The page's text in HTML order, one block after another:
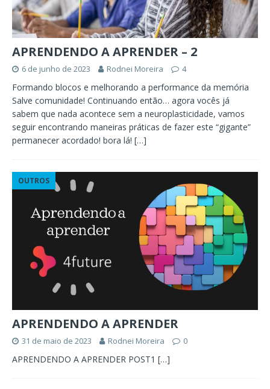
APRENDENDO A APRENDER – 2
6 de junho de 2023 Rodnei Moreira 4
Formando blocos e melhorando a performance da memória
Salve comunidade! Continuando então… agora vocês já
sabem que nada acontece sem a neuroplasticidade, vamos
seguir encontrando maneiras práticas de fazer este “gigante”
permanecer acordado! bora lá! […]
OUTROS
APRENDENDO A APRENDER
31 de maio de 2023 Rodnei Moreira 0
APRENDENDO A APRENDER POST1 […]